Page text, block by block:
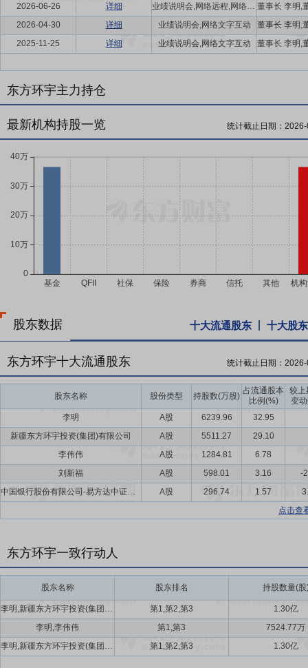
2026-06-26 详细
业绩说明会,网络远程,网络文字互动
2026-04-30
详细
业绩说明会,网络文字互动
2025-11-25
详细 业绩说明会,网络文字互动
东方环宇主力持仓
最新机构持股一览 统计截止日期：
股东数据 十大流通股东 十大股东
东方环宇十大流通股东 统计截止日期：
股东名称 股份类型 持股数(万股)
占流通股本
比例(%)
较上
变
李明
A股 6239.96
32.95
新疆东方环宇投资(集团)有限公司
A股 5511.27
29.10
李伟伟
A股 1284.81
6.78
刘新福
A股 598.01 3.16
-
中国银行股份有限公司-易方达中证红利交易型开放式指数证券投资基金
A股 296.74 1.57
点击查
东方环宇一致行动人
股东名称 股东排名 持股数量(股
李明,新疆东方环宇投资(集团)有限公司,李伟伟 第1,第2,第3
1.30亿
李明,李伟伟
第1,第3
7524.77万
李明,新疆东方环宇投资(集团)有限公司,李伟伟
第1,第2,第3 1.30亿